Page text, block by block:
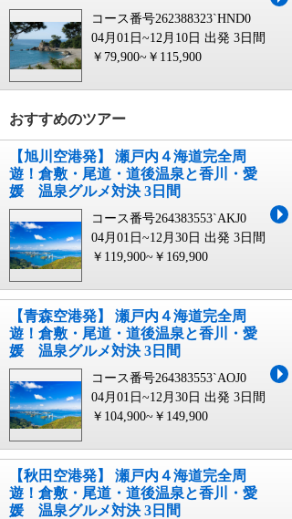
コース番号262388323`HND0
04月01日~12月10日 出発 3日間
￥79,900~￥115,900
おすすめのツアー
【旭川空港発】 瀬戸内４海道完全周
遊！倉敷・尾道・道後温泉と香川・愛
媛 温泉グルメ対決 3日間
コース番号264383553`AKJ0
04月01日~12月30日 出発 3日間
￥119,900~￥169,900
【青森空港発】 瀬戸内４海道完全周
遊！倉敷・尾道・道後温泉と香川・愛
媛 温泉グルメ対決 3日間
コース番号264383553`AOJ0
04月01日~12月30日 出発 3日間
￥104,900~￥149,900
【秋田空港発】 瀬戸内４海道完全周
遊！倉敷・尾道・道後温泉と香川・愛
媛 温泉グルメ対決 3日間